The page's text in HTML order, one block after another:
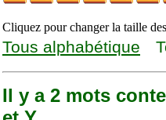
Cliquez pour changer la taille
Tous alphabétique
Il y a 2 mots